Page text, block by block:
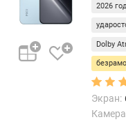
и
я
2026
Dolby
Экран: